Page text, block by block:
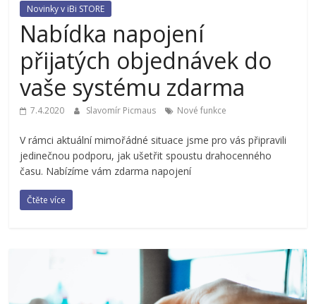
Novinky v iBi STORE
Nabídka napojení
přijatých objednávek do
vaše systému zdarma
7.4.2020 Slavomír Picmaus Nové funkce
V rámci aktuální mimořádné situace jsme pro vás připravili
jedinečnou podporu, jak ušetřit spoustu drahocenného
času. Nabízíme vám zdarma napojení
Čtěte více